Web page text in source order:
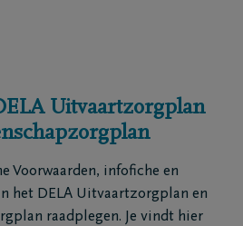
Uitvaartzorgplan
Voorwaarden, infofiche en
het DELA Uitvaartzorgplan en
raadplegen. Je vindt hier